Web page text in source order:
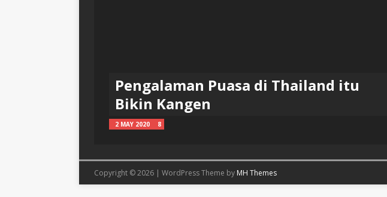
Pengalaman Puasa di Thailand itu
Bikin Kangen
2 MAY 2020 8
Copyright © 2026 | WordPress Theme by MH Themes